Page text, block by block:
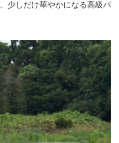
少しだけ華やかになる高級パ